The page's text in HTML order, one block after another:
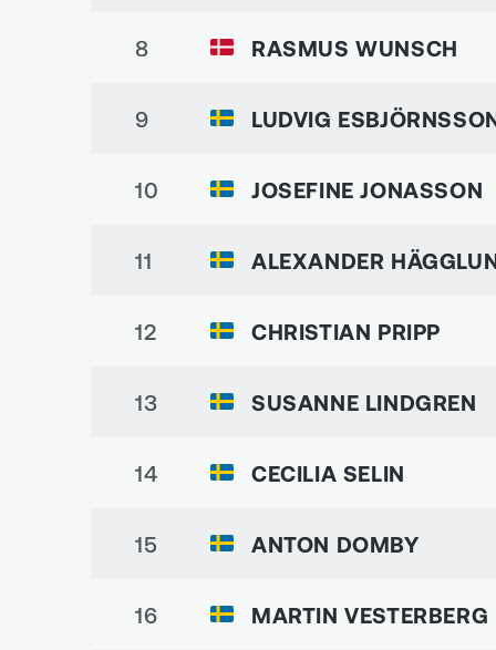
8 RASMUS WUNSCH
9 LUDVIG
10 JOSEFINE JONASSON
11 ALEXANDER
12 CHRISTIAN PRIPP
13 SUSANNE LINDGREN
14 CECILIA SELIN
15 ANTON DOMBY
16 MARTIN VESTERBERG